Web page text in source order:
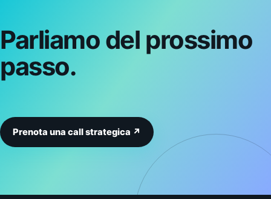
Parliamo del prossimo
passo.
Prenota una call strategica ↗